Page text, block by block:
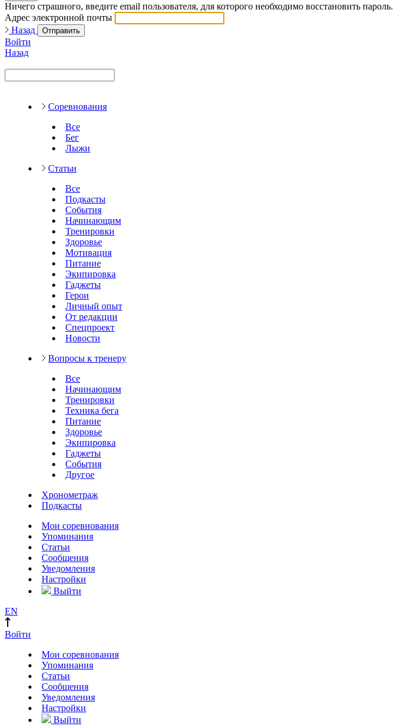
Ничего страшного, введите email пользователя, для которого необходимо восстановить пароль.
Адрес электронной почты
Назад
Отправить
Войти
Назад
Соревнования
Все
Бег
Лыжи
Статьи
Все
Подкасты
События
Начинающим
Тренировки
Здоровье
Мотивация
Питание
Экипировка
Гаджеты
Герои
Личный опыт
От редакции
Спецпроект
Новости
Вопросы к тренеру
Все
Начинающим
Тренировки
Техника бега
Питание
Здоровье
Экипировка
Гаджеты
События
Другое
Хронометраж
Подкасты
Мои соревнования
Упоминания
Статьи
Сообщения
Уведомления
Настройки
Выйти
EN
Войти
Мои соревнования
Упоминания
Статьи
Сообщения
Уведомления
Настройки
Выйти